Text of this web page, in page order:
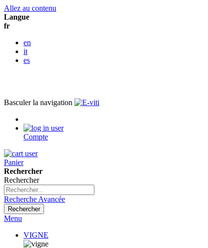
Allez au contenu
Langue
fr
en
it
es
Basculer la navigation
Compte
Panier
Rechercher
Rechercher
Recherche Avancée
Rechercher
Menu
VIGNE